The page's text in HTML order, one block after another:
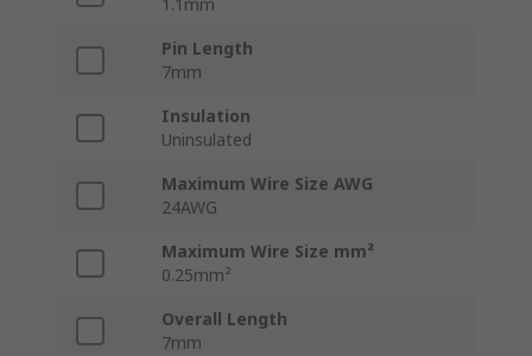
1.1mm
Pin Length
7mm
Insulation
Uninsulated
Maximum Wire Size AWG
24AWG
Maximum Wire Size mm²
0.25mm²
Overall Length
7mm